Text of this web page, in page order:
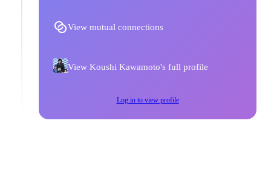
View mutual connections
View Koushi Kawamoto's full profile
Log in to view profile